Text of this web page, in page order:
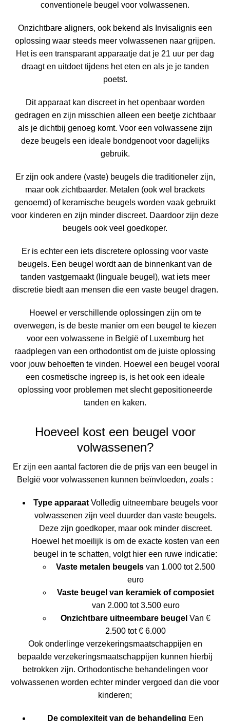
conventionele beugel voor volwassenen.
Onzichtbare aligners, ook bekend als Invisalignis een
oplossing waar steeds meer volwassenen naar grijpen.
Het is een transparant apparaatje dat je 21 uur per dag
draagt en uitdoet tijdens het eten en als je je tanden
poetst.
Dit apparaat kan discreet in het openbaar worden
gedragen en zijn misschien alleen een beetje zichtbaar
als je dichtbij genoeg komt. Voor een volwassene zijn
deze beugels een ideale bondgenoot voor dagelijks
gebruik.
Er zijn ook andere (vaste) beugels die traditioneler zijn,
maar ook zichtbaarder. Metalen (ook wel brackets
genoemd) of keramische beugels worden vaak gebruikt
voor kinderen en zijn minder discreet. Daardoor zijn deze
beugels ook veel goedkoper.
Er is echter een iets discretere oplossing voor vaste
beugels. Een beugel wordt aan de binnenkant van de
tanden vastgemaakt (linguale beugel), wat iets meer
discretie biedt aan mensen die een vaste beugel dragen.
Hoewel er verschillende oplossingen zijn om te
overwegen, is de beste manier om een beugel te kiezen
voor een volwassene in België of Luxemburg het
raadplegen van een orthodontist om de juiste oplossing
voor jouw behoeften te vinden. Hoewel een beugel vooral
een cosmetische ingreep is, is het ook een ideale
oplossing voor problemen met slecht gepositioneerde
tanden en kaken.
Hoeveel kost een beugel voor
volwassenen?
Er zijn een aantal factoren die de prijs van een beugel in
België voor volwassenen kunnen beïnvloeden, zoals :
Type apparaatVolledig uitneembare beugels voor
volwassenen zijn veel duurder dan vaste beugels.
Deze zijn goedkoper, maar ook minder discreet.
Hoewel het moeilijk is om de exacte kosten van een
beugel in te schatten, volgt hier een ruwe indicatie:
Vaste metalen beugels van 1.000 tot 2.500
euro
Vaste beugel van keramiek of composiet
van 2.000 tot 3.500 euro
Onzichtbare uitneembare beugel Van €
2.500 tot € 6.000
Ook onderlinge verzekeringsmaatschappijen en
bepaalde verzekeringsmaatschappijen kunnen hierbij
betrokken zijn. Orthodontische behandelingen voor
volwassenen worden echter minder vergoed dan die voor
kinderen;
De complexiteit van de behandeling Een